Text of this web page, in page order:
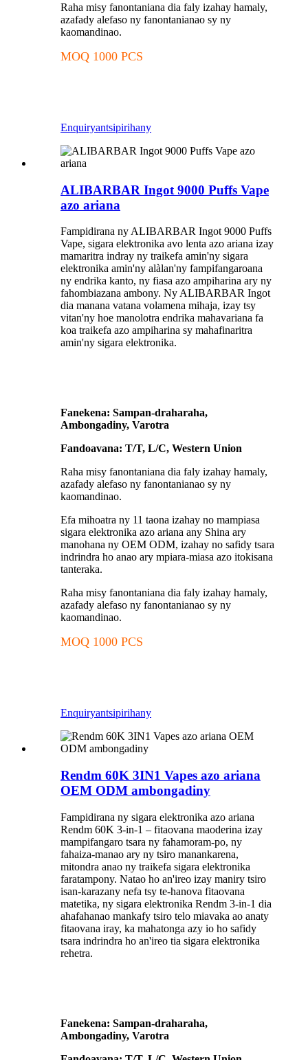
Raha misy fanontaniana dia faly izahay hamaly,
azafady alefaso ny fanontanianao sy ny
kaomandinao.
MOQ 1000 PCS
Enquiryantsipirihany
ALIBARBAR Ingot 9000 Puffs Vape
azo ariana
Fampidirana ny ALIBARBAR Ingot 9000 Puffs
Vape, sigara elektronika avo lenta azo ariana izay
mamaritra indray ny traikefa amin'ny sigara
elektronika amin'ny alàlan'ny fampifangaroana
ny endrika kanto, ny fiasa azo ampiharina ary ny
fahombiazana ambony. Ny ALIBARBAR Ingot
dia manana vatana volamena mihaja, izay tsy
vitan'ny hoe manolotra endrika mahavariana fa
koa traikefa azo ampiharina sy mahafinaritra
amin'ny sigara elektronika.
Fanekena: Sampan-draharaha,
Ambongadiny, Varotra
Fandoavana: T/T, L/C, Western Union
Raha misy fanontaniana dia faly izahay hamaly,
azafady alefaso ny fanontanianao sy ny
kaomandinao.
Efa mihoatra ny 11 taona izahay no mampiasa
sigara elektronika azo ariana any Shina ary
manohana ny OEM ODM, izahay no safidy tsara
indrindra ho anao ary mpiara-miasa azo itokisana
tanteraka.
Raha misy fanontaniana dia faly izahay hamaly,
azafady alefaso ny fanontanianao sy ny
kaomandinao.
MOQ 1000 PCS
Enquiryantsipirihany
Rendm 60K 3IN1 Vapes azo ariana
OEM ODM ambongadiny
Fampidirana ny sigara elektronika azo ariana
Rendm 60K 3-in-1 – fitaovana maoderina izay
mampifangaro tsara ny fahamoram-po, ny
fahaiza-manao ary ny tsiro manankarena,
mitondra anao ny traikefa sigara elektronika
faratampony. Natao ho an'ireo izay maniry tsiro
isan-karazany nefa tsy te-hanova fitaovana
matetika, ny sigara elektronika Rendm 3-in-1 dia
ahafahanao mankafy tsiro telo miavaka ao anaty
fitaovana iray, ka mahatonga azy io ho safidy
tsara indrindra ho an'ireo tia sigara elektronika
rehetra.
Fanekena: Sampan-draharaha,
Ambongadiny, Varotra